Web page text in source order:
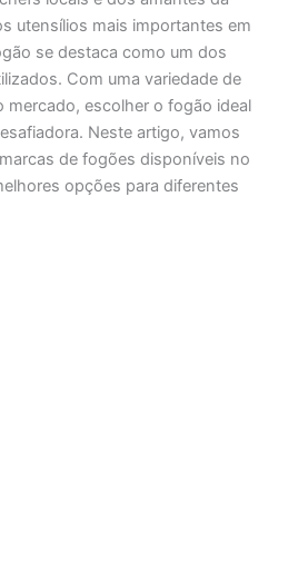
utensílios mais importantes em
se destaca como um dos
Com uma variedade de
mercado, escolher o fogão ideal
Neste artigo, vamos
de fogões disponíveis no
opções para diferentes